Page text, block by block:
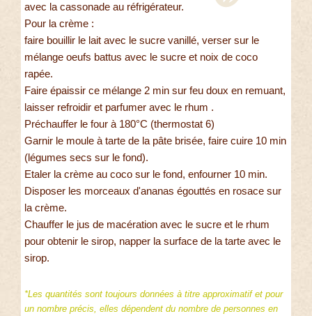
avec la cassonade au réfrigérateur.
Pour la crème :
faire bouillir le lait avec le sucre vanillé, verser sur le
mélange oeufs battus avec le sucre et noix de coco
rapée.
Faire épaissir ce mélange 2 min sur feu doux en remuant,
laisser refroidir et parfumer avec le rhum .
Préchauffer le four à 180°C (thermostat 6)
Garnir le moule à tarte de la pâte brisée, faire cuire 10 min
(légumes secs sur le fond).
Etaler la crème au coco sur le fond, enfourner 10 min.
Disposer les morceaux d'ananas égouttés en rosace sur
la crème.
Chauffer le jus de macération avec le sucre et le rhum
pour obtenir le sirop, napper la surface de la tarte avec le
sirop.
*Les quantités sont toujours données à titre approximatif et pour
un nombre précis, elles dépendent du nombre de personnes en